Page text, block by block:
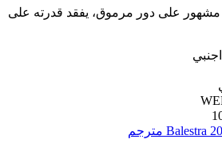
على دور مرموق، يفقد قدرته على
اجنبي